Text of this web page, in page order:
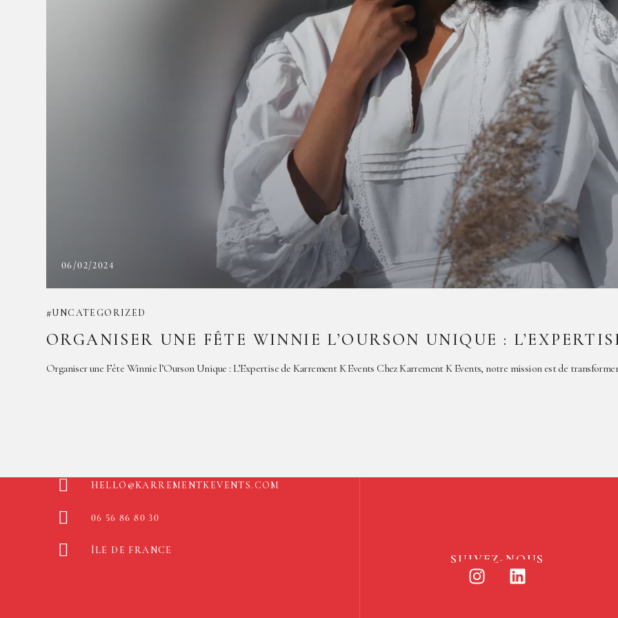
06/02/2024
UNCATEGORIZED
ORGANISER UNE FÊTE WINNIE L’OURSON UNIQUE :
Organiser une Fête Winnie l’Ourson Unique : L’Expertise de Karrement K Events Chez Karrement K Events, notre mission est de
HELLO@KARREMENTKEVENTS.COM
06 56 86 80 30
ÎLE DE FRANCE
SUIVEZ-NOUS